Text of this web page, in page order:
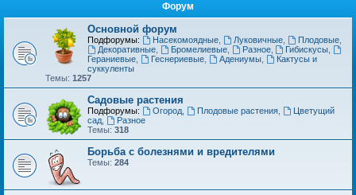
Форум
Основной форум
Подфорумы: Насекомоядные, Луковичные, Плодовые,
Декоративные, Бромелиевые, Разное, Гибискусы
Гераниевые
Геснериевые, Адениумы,
Кактусы и
суккуленты
Темы: 1257
Садовые растения
Подфорумы: Огород, Плодовые растения,
Цветущий
сад
Разное
Темы: 318
Борьба с болезнями и вредителями
Темы: 284